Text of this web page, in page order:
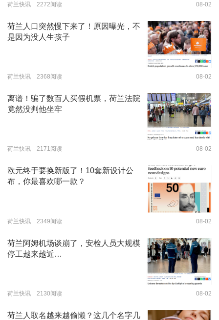
荷兰快讯 2272阅读 08-02
荷兰人口突然慢下来了！原因曝光，不
是因为没人生孩子
荷兰快讯 2368阅读 08-02
离谱！骗了数百人买假机票，荷兰法院
竟然没判他坐牢
荷兰快讯 2171阅读 08-02
欧元终于要换新版了！10套新设计公
布，你最喜欢哪一款？
荷兰快讯 2349阅读 08-02
荷兰阿姆机场谈崩了，安检人员大规模
停工越来越近…
荷兰快讯 2130阅读 08-02
荷兰人取名越来越偷懒？这几个名字几